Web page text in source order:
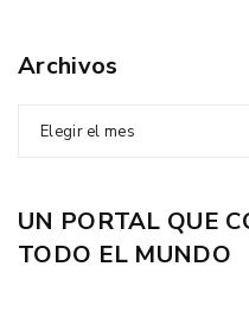
Archivos
Elegir el mes
UN PORTAL QUE
TODO EL MUNDO